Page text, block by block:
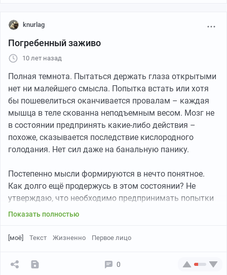
knurlag
Погребенный заживо
10 лет назад
Полная темнота. Пытаться держать глаза открытыми
нет ни малейшего смысла. Попытка встать или хотя
бы пошевелиться оканчивается провалам – каждая
мышца в теле скованна неподъемным весом. Мозг не
в состоянии предпринять какие-либо действия –
похоже, сказывается последствие кислородного
голодания. Нет сил даже на банальную панику.
Постепенно мысли формируются в нечто понятное.
Как долго ещё продержусь в этом состоянии? Не
утверждаю, что необходимо предпринимать попытки
выбраться прямо сейчас, но когда-то это придется
Почему это происходит со мной? Не утверждаю, что
тянется бесконечно, и каждая лишняя минута равна
часам в мире снаружи. Это подарок судьбы? Столь
Показать полностью
[моё] Текст Жизненно Первое лицо
0